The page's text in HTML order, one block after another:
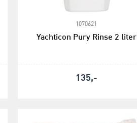
1070621
Yachticon Pury Rinse 2 liter
135,-